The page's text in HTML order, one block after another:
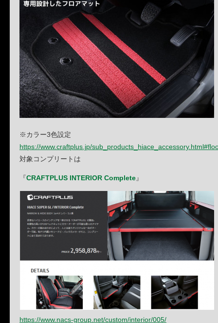
※カラー3色設定
https://www.craftplus.jp/
対象コンプリートは
『CRAFTPLUS INTERIOR Complete』
https://www.nacs-group.net/custom/interior/005/